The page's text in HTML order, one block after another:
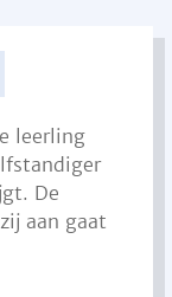
leerling
De
aan gaat